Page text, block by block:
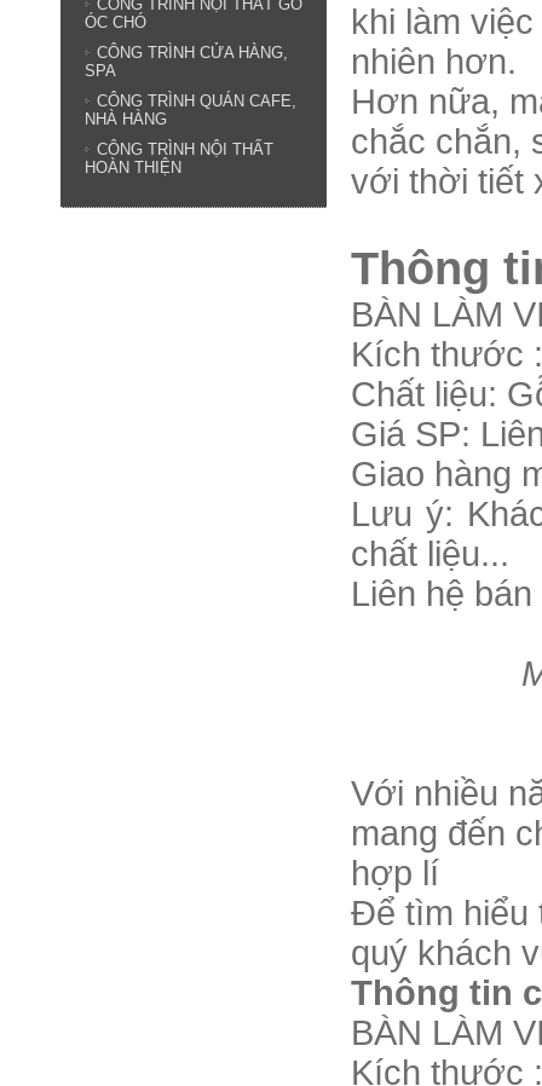
khi làm
nhiên hơn.
Hơn nữa,
chắc chắn,
với thời tiết
Thông
BÀN LÀM
Kích thước
Chất liệu:
Giá SP:
Giao hàng
Lưu ý:
chất liệu...
Liên hệ
Với nhiều
mang đến
hợp lí
Để tìm hiểu
quý khách
Thông tin
BÀN LÀM
Kích thước
CÔNG TRÌNH NỘI THẤT GỖ
ÓC CHÓ
CÔNG TRÌNH CỬA HÀNG,
SPA
CÔNG TRÌNH QUÁN CAFE,
NHÀ HÀNG
CÔNG TRÌNH NỘI THẤT
HOÀN THIỆN